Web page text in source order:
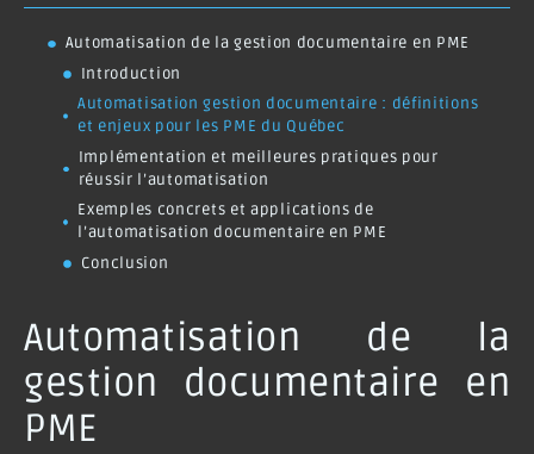
Automatisation de la gestion documentaire en PME
Introduction
Automatisation gestion documentaire : définitions
et enjeux pour les PME du Québec
Implémentation et meilleures pratiques pour
réussir l’automatisation
Exemples concrets et applications de
l’automatisation documentaire en PME
Conclusion
Automatisation de la
gestion documentaire en
PME